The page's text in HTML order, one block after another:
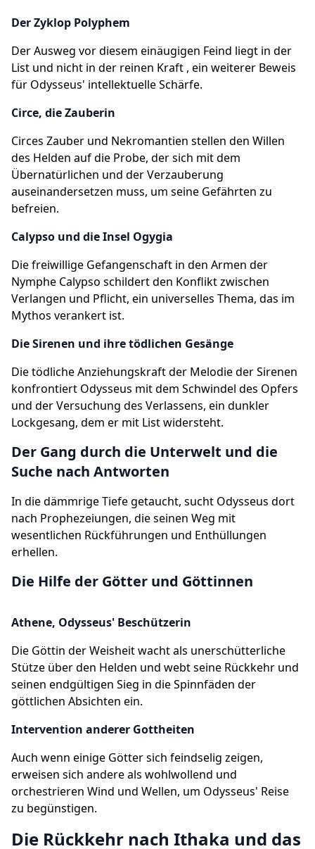
Der Zyklop Polyphem
Der Ausweg vor diesem einäugigen Feind liegt in der
List und nicht in der reinen Kraft , ein weiterer Beweis
für Odysseus' intellektuelle Schärfe.
Circe, die Zauberin
Circes Zauber und Nekromantien stellen den Willen
des Helden auf die Probe, der sich mit dem
Übernatürlichen und der Verzauberung
auseinandersetzen muss, um seine Gefährten zu
befreien.
Calypso und die Insel Ogygia
Die freiwillige Gefangenschaft in den Armen der
Nymphe Calypso schildert den Konflikt zwischen
Verlangen und Pflicht, ein universelles Thema, das im
Mythos verankert ist.
Die Sirenen und ihre tödlichen Gesänge
Die tödliche Anziehungskraft der Melodie der Sirenen
konfrontiert Odysseus mit dem Schwindel des Opfers
und der Versuchung des Verlassens, ein dunkler
Lockgesang, dem er mit List widersteht.
Der Gang durch die Unterwelt und die
Suche nach Antworten
In die dämmrige Tiefe getaucht, sucht Odysseus dort
nach Prophezeiungen, die seinen Weg mit
wesentlichen Rückführungen und Enthüllungen
erhellen.
Die Hilfe der Götter und Göttinnen
Athene, Odysseus' Beschützerin
Die Göttin der Weisheit wacht als unerschütterliche
Stütze über den Helden und webt seine Rückkehr und
seinen endgültigen Sieg in die Spinnfäden der
göttlichen Absichten ein.
Intervention anderer Gottheiten
Auch wenn einige Götter sich feindselig zeigen,
erweisen sich andere als wohlwollend und
orchestrieren Wind und Wellen, um Odysseus' Reise
zu begünstigen.
Die Rückkehr nach Ithaka und das